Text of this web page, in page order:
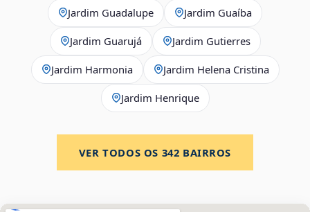
Jardim Guadalupe Jardim Guaíba
Jardim Guarujá Jardim Gutierres
Jardim Harmonia Jardim Helena Cristina
Jardim Henrique
VER TODOS OS 342 BAIRROS